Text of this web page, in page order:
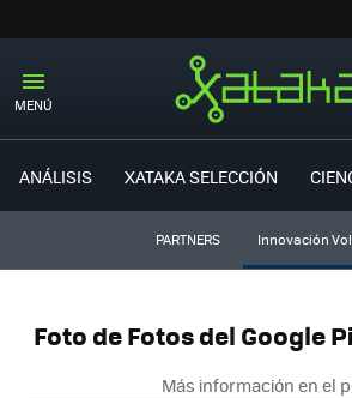
MENÚ
ANÁLISIS XATAKA SELECCIÓN
PARTNERS Innovación
Foto de Fotos del Google
Más información en el